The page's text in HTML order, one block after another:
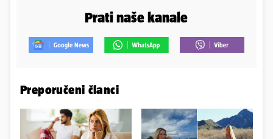
Prati naše kanale
Preporučeni članci